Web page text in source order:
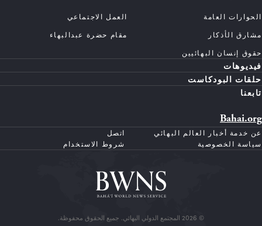
الحوارات العامة
العمل الاجتماعي
مشارق الأذكار
مقام حضرة عبدالبهاء
حقوق إنسان البهائيين
فيديوهات
حلقات البودكاست
تابعنا
Bahai.org
عن خدمة أخبار العالم البهائي
اتصل
سياسة الخصوصية
شروط الاستخدام
© 2026 المجتمع الدولي البهائي. جميع الحقوق محفوظة.